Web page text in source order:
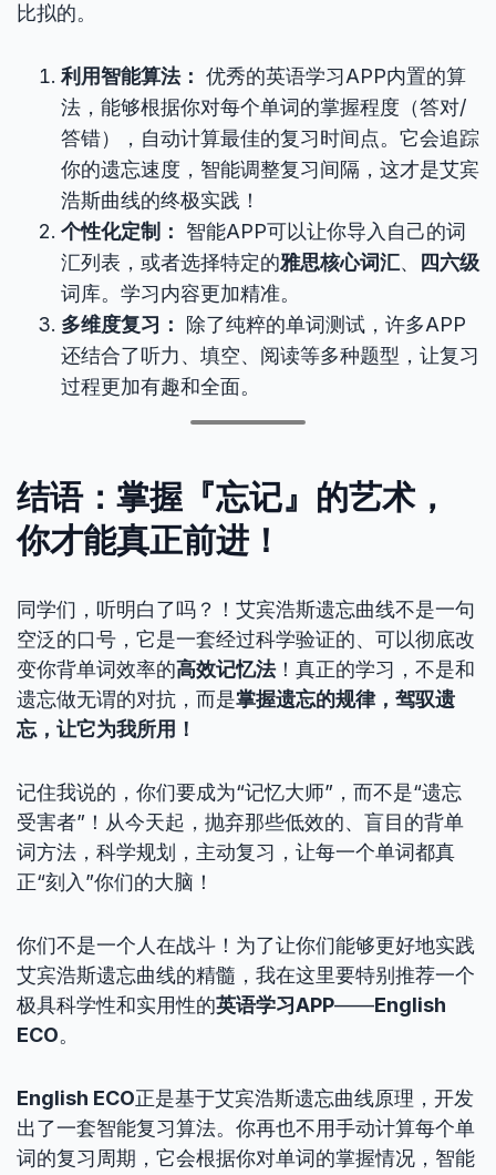
比拟的。
利用智能算法： 优秀的英语学习APP内置的算
法，能够根据你对每个单词的掌握程度（答对/
答错），自动计算最佳的复习时间点。它会追踪
你的遗忘速度，智能调整复习间隔，这才是艾宾
浩斯曲线的终极实践！
个性化定制：
智能APP可以让你导入自己的词
汇列表，或者选择特定的雅思核心词汇、
四六级
词库。学习内容更加精准。
多维度复习：
除了纯粹的单词测试，许多APP
还结合了听力、填空、阅读等多种题型，让复习
过程更加有趣和全面。
结语：掌握『忘记』的艺术，
你才能真正前进！
同学们，听明白了吗？！艾宾浩斯遗忘曲线不是一句
空泛的口号，它是一套经过科学验证的、可以彻底改
变你背单词效率的高效记忆法！真正的学习，不是和
遗忘做无谓的对抗，而是掌握遗忘的规律，驾驭遗
忘，让它为我所用！
记住我说的，你们要成为“记忆大师”，而不是“遗忘
受害者”！从今天起，抛弃那些低效的、盲目的背单
词方法，科学规划，主动复习，让每一个单词都真
正“刻入”你们的大脑！
你们不是一个人在战斗！为了让你们能够更好地实践
艾宾浩斯遗忘曲线的精髓，我在这里要特别推荐一个
极具科学性和实用性的英语学习APP——English
ECO。
English ECO正是基于艾宾浩斯遗忘曲线原理，开发
出了一套智能复习算法。你再也不用手动计算每个单
词的复习周期，它会根据你对单词的掌握情况，智能